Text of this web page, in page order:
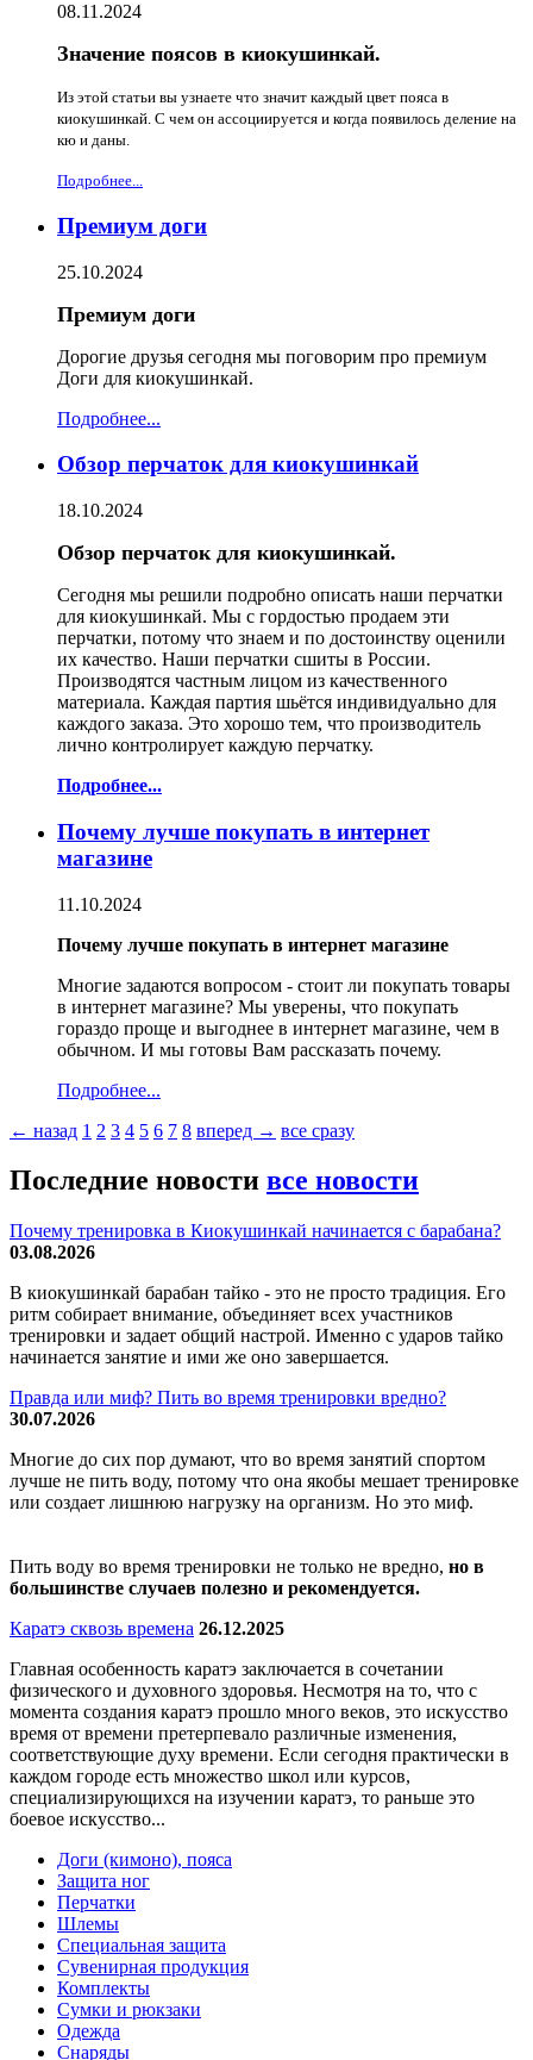
08.11.2024
Значение поясов в киокушинкай.
Из этой статьи вы узнаете что значит каждый цвет пояса в
киокушинкай. С чем он ассоциируется и когда появилось деление на
кю и даны.
Подробнее...
Премиум доги
25.10.2024
Премиум доги
Дорогие друзья сегодня мы поговорим про премиум
Доги для киокушинкай.
Подробнее...
Обзор перчаток для киокушинкай
18.10.2024
Обзор перчаток для киокушинкай.
Сегодня мы решили подробно описать наши перчатки
для киокушинкай. Мы с гордостью продаем эти
перчатки, потому что знаем и по достоинству оценили
их качество. Наши перчатки сшиты в России.
Производятся частным лицом из качественного
материала. Каждая партия шьётся индивидуально для
каждого заказа. Это хорошо тем, что производитель
лично контролирует каждую перчатку.
Подробнее...
Почему лучше покупать в интернет
магазине
11.10.2024
Почему лучше покупать в интернет магазине
Многие задаются вопросом - стоит ли покупать товары
в интернет магазине? Мы уверены, что покупать
гораздо проще и выгоднее в интернет магазине, чем в
обычном. И мы готовы Вам рассказать почему.
Подробнее...
← назад 1 2 3 4 5 6 7 8 вперед → все сразу
Последние новости все новости
Почему тренировка в Киокушинкай начинается с барабана?
03.08.2026
В киокушинкай барабан тайко - это не просто традиция. Его
ритм собирает внимание, объединяет всех участников
тренировки и задает общий настрой. Именно с ударов тайко
начинается занятие и ими же оно завершается.
Правда или миф? Пить во время тренировки вредно?
30.07.2026
Многие до сих пор думают, что во время занятий спортом
лучше не пить воду, потому что она якобы мешает тренировке
или создает лишнюю нагрузку на организм. Но это миф.
Пить воду во время тренировки не только не вредно, но в
большинстве случаев полезно и рекомендуется.
Каратэ сквозь времена 26.12.2025
Главная особенность каратэ заключается в сочетании
физического и духовного здоровья. Несмотря на то, что с
момента создания каратэ прошло много веков, это искусство
время от времени претерпевало различные изменения,
соответствующие духу времени. Если сегодня практически в
каждом городе есть множество школ или курсов,
специализирующихся на изучении каратэ, то раньше это
боевое искусство...
Доги (кимоно), пояса
Защита ног
Перчатки
Шлемы
Специальная защита
Сувенирная продукция
Комплекты
Сумки и рюкзаки
Одежда
Снаряды